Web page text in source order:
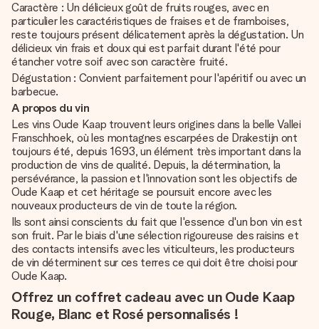
Caractère : Un délicieux goût de fruits rouges, avec en
particulier les caractéristiques de fraises et de framboises,
reste toujours présent délicatement après la dégustation. Un
délicieux vin frais et doux qui est parfait durant l'été pour
étancher votre soif avec son caractère fruité.
Dégustation : Convient parfaitement pour l'apéritif ou avec un
barbecue.
A propos du vin
Les vins Oude Kaap trouvent leurs origines dans la belle Vallei
Franschhoek, où les montagnes escarpées de Drakestijn ont
toujours été, depuis 1693, un élément très important dans la
production de vins de qualité. Depuis, la détermination, la
persévérance, la passion et l'innovation sont les objectifs de
Oude Kaap et cet héritage se poursuit encore avec les
nouveaux producteurs de vin de toute la région.
Ils sont ainsi conscients du fait que l'essence d'un bon vin est
son fruit. Par le biais d'une sélection rigoureuse des raisins et
des contacts intensifs avec les viticulteurs, les producteurs
de vin déterminent sur ces terres ce qui doit être choisi pour
Oude Kaap.
Offrez un coffret cadeau avec un Oude Kaap
Rouge, Blanc et Rosé personnalisés !